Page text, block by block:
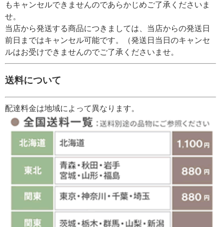
もキャンセルできませんのであらかじめご了承くださいま
せ。
当店から発送する商品につきましては、当店からの発送日
前日まではキャンセル可能です。（発送日当日のキャンセ
ルはお受けできませんのでご了承くださいませ。
送料について
配達料金は地域によって異なります。